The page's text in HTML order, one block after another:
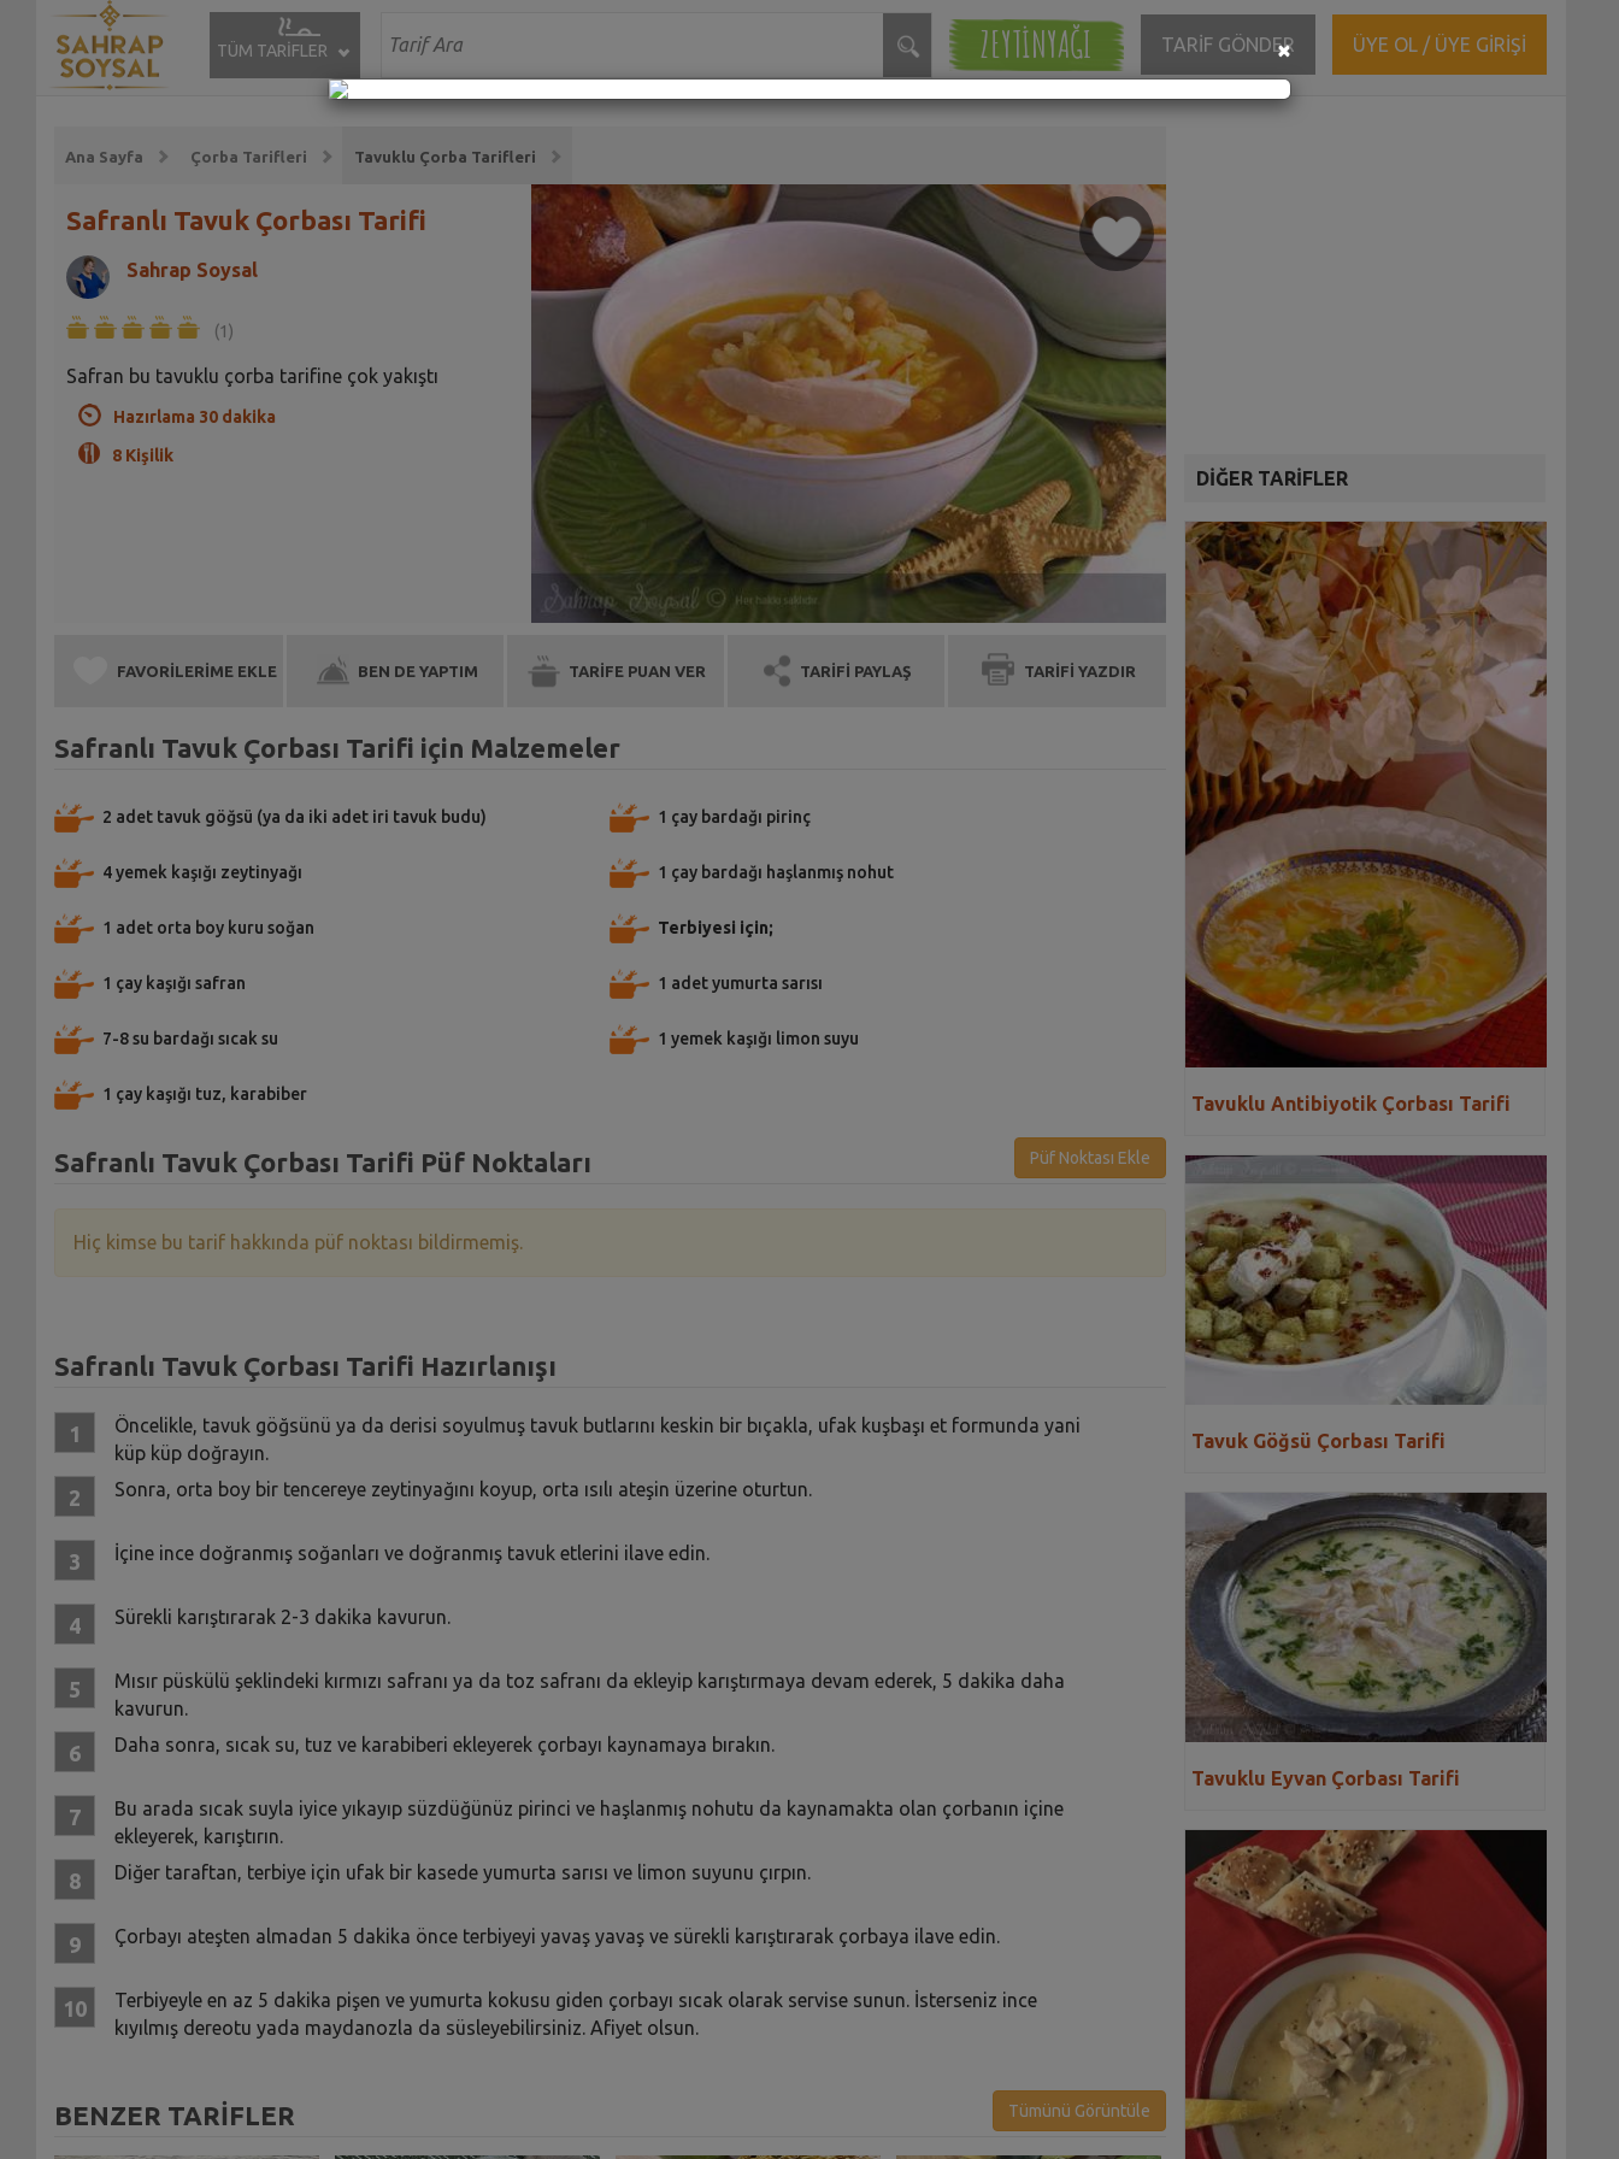
TÜM TARİFLER ZEYTİNYAĞI TARİF GÖNDER ÜYE OL / ÜYE GİRİŞİ
Ana Sayfa Çorba Tarifleri Tavuklu Çorba Tarifleri
Safranlı Tavuk Çorbası Tarifi
Sahrap Soysal
(1)
Safran bu tavuklu çorba tarifine çok yakıştı
Hazırlama 30 dakika
8 Kişilik
FAVORİLERİME EKLE BEN DE YAPTIM TARİFE PUAN VER TARİFİ PAYLAŞ TARİFİ YAZDIR
Safranlı Tavuk Çorbası Tarifi için Malzemeler
2 adet tavuk göğsü (ya da iki adet iri tavuk budu)
4 yemek kaşığı zeytinyağı
1 adet orta boy kuru soğan
1 çay kaşığı safran
7-8 su bardağı sıcak su
1 çay kaşığı tuz, karabiber
1 çay bardağı pirinç
1 çay bardağı haşlanmış nohut
Terbiyesi için;
1 adet yumurta sarısı
1 yemek kaşığı limon suyu
Safranlı Tavuk Çorbası Tarifi Püf Noktaları Püf Noktası Ekle
Hiç kimse bu tarif hakkında püf noktası bildirmemiş.
Safranlı Tavuk Çorbası Tarifi Hazırlanışı
Öncelikle, tavuk göğsünü ya da derisi soyulmuş tavuk butlarını keskin bir bıçakla, ufak kuşbaşı et formunda yani
küp küp doğrayın.
Sonra, orta boy bir tencereye zeytinyağını koyup, orta ısılı ateşin üzerine oturtun.
İçine ince doğranmış soğanları ve doğranmış tavuk etlerini ilave edin.
Sürekli karıştırarak 2-3 dakika kavurun.
Mısır püskülü şeklindeki kırmızı safranı ya da toz safranı da ekleyip karıştırmaya devam ederek, 5 dakika daha
kavurun.
Daha sonra, sıcak su, tuz ve karabiberi ekleyerek çorbayı kaynamaya bırakın.
Bu arada sıcak suyla iyice yıkayıp süzdüğünüz pirinci ve haşlanmış nohutu da kaynamakta olan çorbanın içine
ekleyerek, karıştırın.
Diğer taraftan, terbiye için ufak bir kasede yumurta sarısı ve limon suyunu çırpın.
Çorbayı ateşten almadan 5 dakika önce terbiyeyi yavaş yavaş ve sürekli karıştırarak çorbaya ilave edin.
Terbiyeyle en az 5 dakika pişen ve yumurta kokusu giden çorbayı sıcak olarak servise sunun. İsterseniz ince
kıyılmış dereotu yada maydanozla da süsleyebilirsiniz. Afiyet olsun.
BENZER TARİFLER Tümünü Görüntüle
DİĞER TARİFLER
Tavuklu Antibiyotik Çorbası Tarifi
Tavuk Göğsü Çorbası Tarifi
Tavuklu Eyvan Çorbası Tarifi
×Close